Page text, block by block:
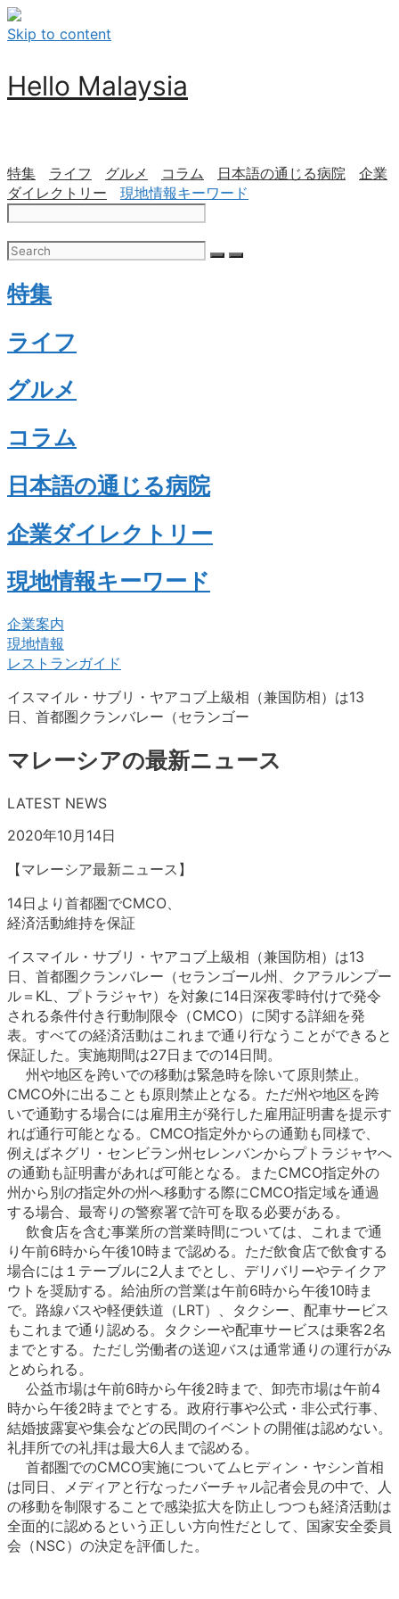
Skip to content
Hello Malaysia
特集 ライフ グルメ コラム 日本語の通じる病院
企業
ダイレクトリー
現地情報キーワード
特集
ライフ
グルメ
コラム
日本語の通じる病院
企業ダイレクトリー
現地情報キーワード
企業案内
現地情報
レストランガイド
イスマイル・サブリ・ヤアコブ上級相（兼国防相）は13
日、首都圏クランバレー（セランゴー
マレーシアの最新ニュース
LATEST NEWS
2020年10月14日
【マレーシア最新ニュース】
14日より首都圏でCMCO、
経済活動維持を保証
イスマイル・サブリ・ヤアコブ上級相（兼国防相）は13
日、首都圏クランバレー（セランゴール州、クアラルンプー
ル＝KL、プトラジャヤ）を対象に14日深夜零時付けで発令
される条件付き行動制限令（CMCO）に関する詳細を発
表。すべての経済活動はこれまで通り行なうことができると
保証した。実施期間は27日までの14日間。
州や地区を跨いでの移動は緊急時を除いて原則禁止。
CMCO外に出ることも原則禁止となる。ただ州や地区を跨
いで通勤する場合には雇用主が発行した雇用証明書を提示す
れば通行可能となる。CMCO指定外からの通勤も同様で、
例えばネグリ・センビラン州セレンバンからプトラジャヤへ
の通勤も証明書があれば可能となる。またCMCO指定外の
州から別の指定外の州へ移動する際にCMCO指定域を通過
する場合、最寄りの警察署で許可を取る必要がある。
飲食店を含む事業所の営業時間については、これまで通
り午前6時から午後10時まで認める。ただ飲食店で飲食する
場合には１テーブルに2人までとし、デリバリーやテイクア
ウトを奨励する。給油所の営業は午前6時から午後10時ま
で。路線バスや軽便鉄道（LRT）、タクシー、配車サービス
もこれまで通り認める。タクシーや配車サービスは乗客2名
までとする。ただし労働者の送迎バスは通常通りの運行がみ
とめられる。
公益市場は午前6時から午後2時まで、卸売市場は午前4
時から午後2時までとする。政府行事や公式・非公式行事、
結婚披露宴や集会などの民間のイベントの開催は認めない。
礼拝所での礼拝は最大6人まで認める。
首都圏でのCMCO実施についてムヒディン・ヤシン首相
は同日、メディアと行なったバーチャル記者会見の中で、人
の移動を制限することで感染拡大を防止しつつも経済活動は
全面的に認めるという正しい方向性だとして、国家安全委員
会（NSC）の決定を評価した。